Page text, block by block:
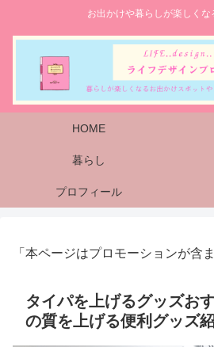
お出かけや暮らしが楽しくな
HOME
暮らし
プロフィール
「本ページはプロモーションが含
タイパを上げるグッズお
の質を上げる便利グッズ紹